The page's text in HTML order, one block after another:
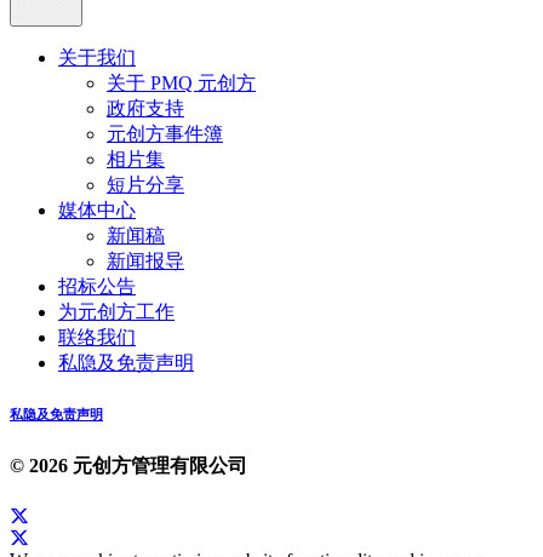
关于我们
关于 PMQ 元创方
政府支持
元创方事件簿
相片集
短片分享
媒体中心
新闻稿
新闻报导
招标公告
为元创方工作
联络我们
私隐及免责声明
私隐及免责声明
© 2026 元创方管理有限公司